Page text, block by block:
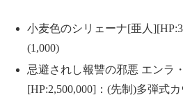
小麦色のシリェーナ[亜人
(1,000)
忌避されし報讐の邪悪 エンラ
[HP:2,500,000]：(先制)多弾式